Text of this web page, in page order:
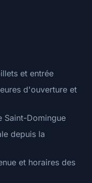
et entrée
d'ouverture et
Saint-Domingue
depuis la
et horaires des